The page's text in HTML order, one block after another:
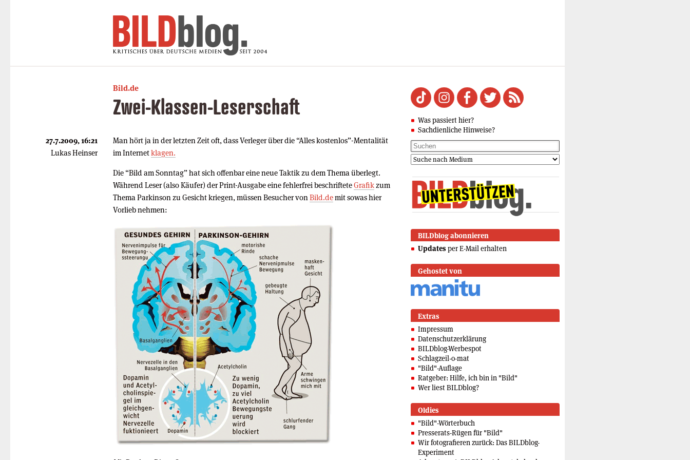
Bild.de
Zwei-Klassen-Leserschaft
Man hört ja in der letzten Zeit oft, dass Verleger über die “Alles kostenlos”-Mentalität
im Internetklagen.
Die “Bild am Sonntag” hat sich offenbar eine neue Taktik zu dem Thema überlegt.
Während Leser (also Käufer) der Print-Ausgabe eine fehlerfrei beschrifteteGrafik zum
Thema Parkinson zu Gesicht kriegen, müssen Besucher von Bild.demit sowas hier
Vorlieb nehmen:
27.7.2009, 16:21
Lukas Heinser
Was passiert hier?
Sachdienliche Hinweise?
BILDblog abonnieren
Updates per E-Mail erhalten
Gehostet von
Extras
Impressum
Datenschutzerklärung
BILDblog-Werbespot
Schlagzeil-o-mat
"Bild"-Auflage
Ratgeber: Hilfe, ich bin in "Bild"
Wer liest BILDblog?
Oldies
"Bild"-Wörterbuch
Presserats-Rügen für "Bild"
Wir fotografieren zurück: Das BILDblog-
Experiment